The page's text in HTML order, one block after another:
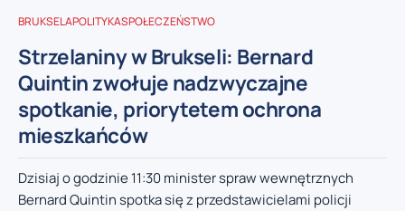
BRUKSELAPOLITYKASPOŁECZEŃSTWO
Strzelaniny w Brukseli: Bernard
Quintin zwołuje nadzwyczajne
spotkanie, priorytetem ochrona
mieszkańców
Dzisiaj o godzinie 11:30 minister spraw wewnętrznych
Bernard Quintin spotka się z przedstawicielami policji